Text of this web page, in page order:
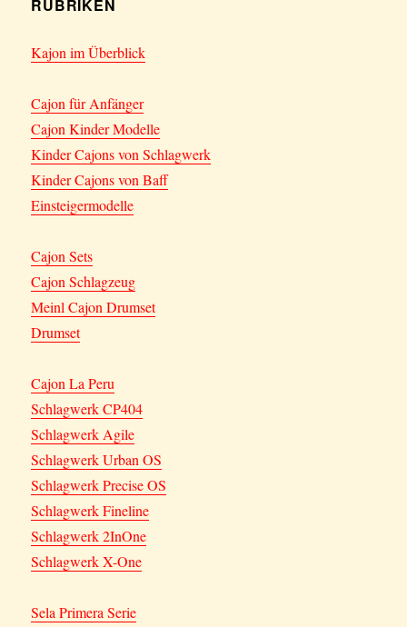
RUBRIKEN
Kajon im Überblick
Cajon für Anfänger
Cajon Kinder Modelle
Kinder Cajons von Schlagwerk
Kinder Cajons von Baff
Einsteigermodelle
Cajon Sets
Cajon Schlagzeug
Meinl Cajon Drumset
Drumset
Cajon La Peru
Schlagwerk CP404
Schlagwerk Agile
Schlagwerk Urban OS
Schlagwerk Precise OS
Schlagwerk Fineline
Schlagwerk 2InOne
Schlagwerk X-One
Sela Primera Serie